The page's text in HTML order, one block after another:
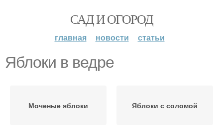
САД И ОГОРОД
главная новости статьи
Яблоки в ведре
Моченые яблоки Яблоки с соломой